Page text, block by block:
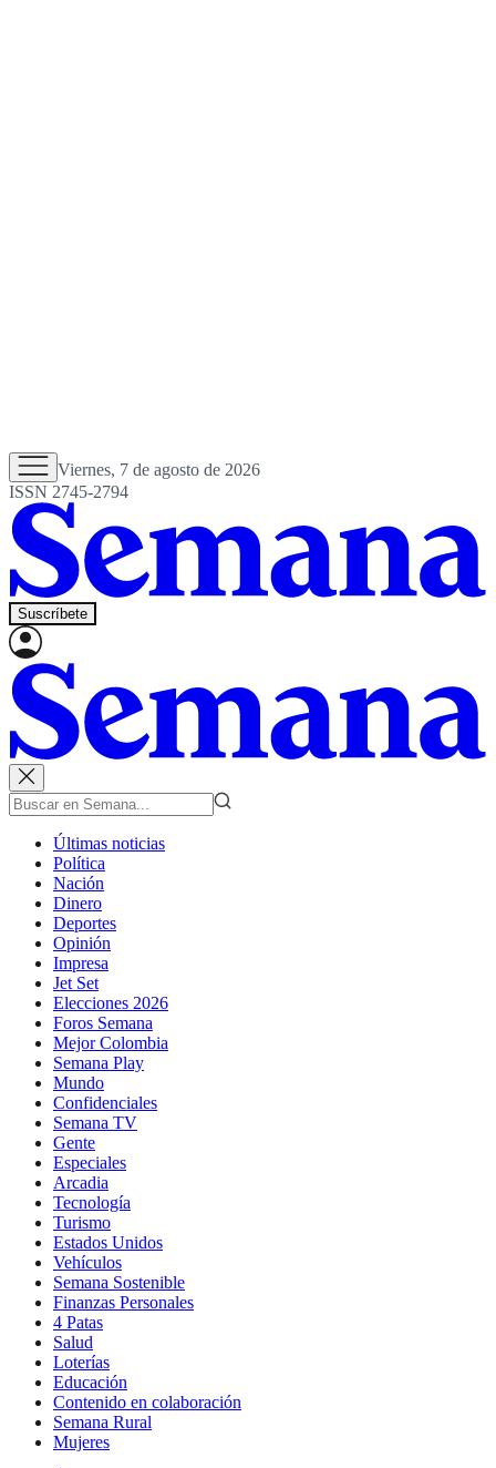
Viernes, 7 de agosto de 2026
ISSN 2745-2794
Suscríbete
Últimas noticias
Política
Nación
Dinero
Deportes
Opinión
Impresa
Jet Set
Elecciones 2026
Foros Semana
Mejor Colombia
Semana Play
Mundo
Confidenciales
Semana TV
Gente
Especiales
Arcadia
Tecnología
Turismo
Estados Unidos
Vehículos
Semana Sostenible
Finanzas Personales
4 Patas
Salud
Loterías
Educación
Contenido en colaboración
Semana Rural
Mujeres